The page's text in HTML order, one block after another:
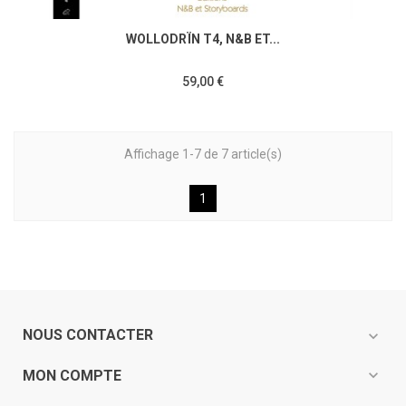
WOLLODRÏN T4, N&B ET...
59,00 €
Affichage 1-7 de 7 article(s)
1
NOUS CONTACTER expand_more
MON COMPTE expand_more